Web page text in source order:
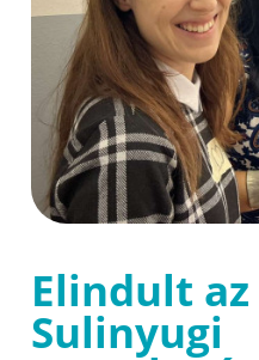
Elindult
Sulinyugi